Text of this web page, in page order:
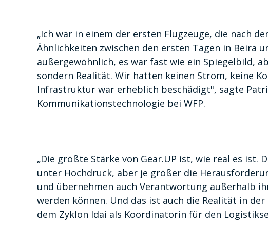
„Ich war in einem der ersten Flugzeuge, die nach
Ähnlichkeiten zwischen den ersten Tagen in Beira
außergewöhnlich, es war fast wie ein Spiegelbild,
sondern Realität. Wir hatten keinen Strom, keine
Infrastruktur war erheblich beschädigt", sagte
Kommunikationstechnologie bei WFP.
„Die größte Stärke von Gear.UP ist, wie real es
unter Hochdruck, aber je größer die
und übernehmen auch Verantwortung außerhalb
werden können. Und das ist auch die Realität in
dem Zyklon Idai als Koordinatorin für den